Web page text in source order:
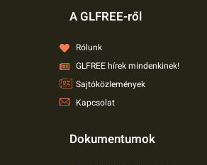
A GLFREE-ről
Rólunk
GLFREE hírek mindenkinek!
Sajtóközlemények
Kapcsolat
Dokumentumok